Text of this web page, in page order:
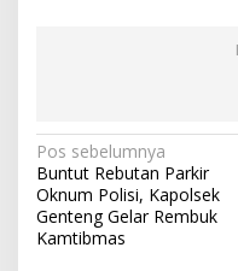
N
a
v
Pos sebelumnya
Buntut Rebutan Parkir
Oknum Polisi, Kapolsek
Genteng Gelar Rembuk
Kamtibmas